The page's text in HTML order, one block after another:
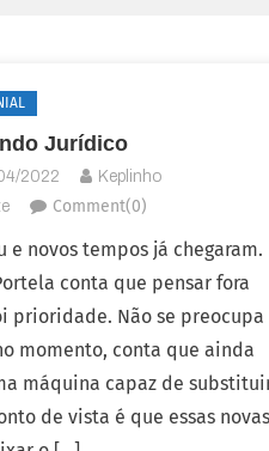
Jurídico
2022
Keplinho
Comment(0)
e novos tempos já chegaram.
conta que pensar fora
prioridade. Não se preocupa
momento, conta que ainda
máquina capaz de
de vista é que essas novas